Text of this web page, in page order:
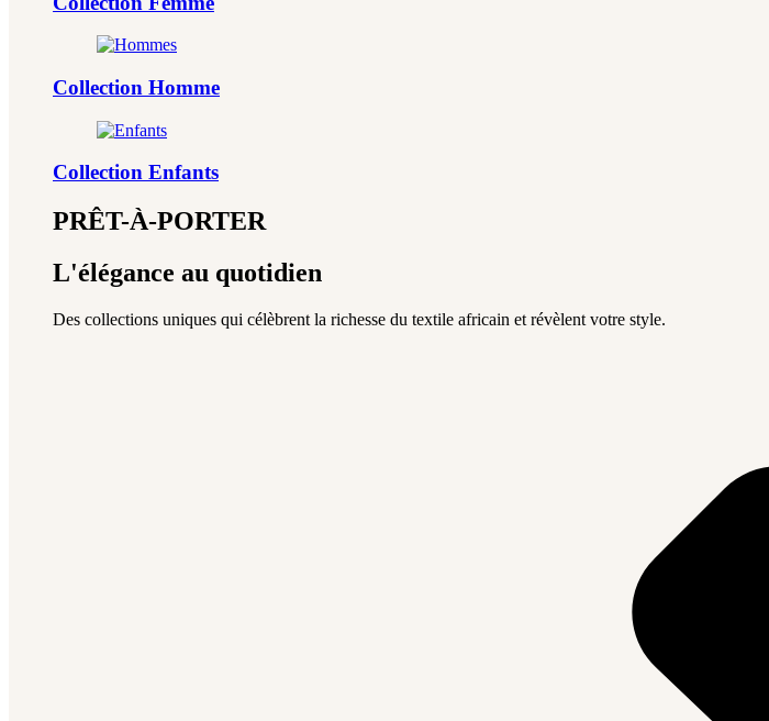
Collection Homme
Collection Enfants
PRÊT-À-PORTER
L'élégance au quotidien
Des collections uniques qui célèbrent la richesse du textile africain et révèlent votre style.